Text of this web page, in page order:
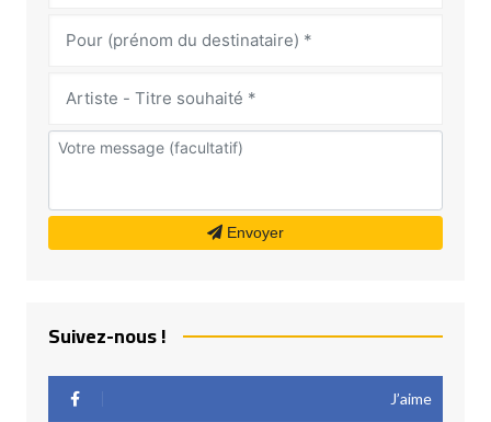
Envoyer
Suivez-nous !
J’aime